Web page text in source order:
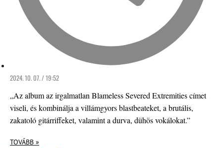
2024. 10. 07. / 19:52
„Az album az irgalmatlan Blameless Severed Extremities címet
viseli, és kombinálja a villámgyors blastbeateket, a brutális,
zakatoló gitárriffeket, valamint a durva, dühös vokálokat.”
TOVÁBB »